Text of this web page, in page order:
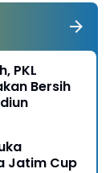
PKL
Bersih
Jatim Cup